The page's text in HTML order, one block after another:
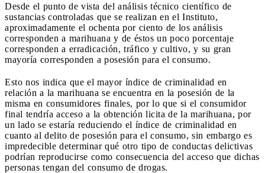
Desde el punto de vista del análisis técnico científico de
sustancias controladas que se realizan en el Instituto,
aproximadamente el ochenta por ciento de los análisis
corresponden a marihuana y de éstos un poco porcentaje
corresponden a erradicación, tráfico y cultivo, y su gran
mayoría corresponden a posesión para el consumo.
Esto nos indica que el mayor índice de criminalidad en
relación a la marihuana se encuentra en la posesión de la
misma en consumidores finales, por lo que si el consumidor
final tendría acceso a la obtención licita de la marihuana, por
un lado se estaría reduciendo el índice de criminalidad en
cuanto al delito de posesión para el consumo, sin embargo es
impredecible determinar qué otro tipo de conductas delictivas
podrían reproducirse como consecuencia del acceso que dichas
personas tengan del consumo de drogas.